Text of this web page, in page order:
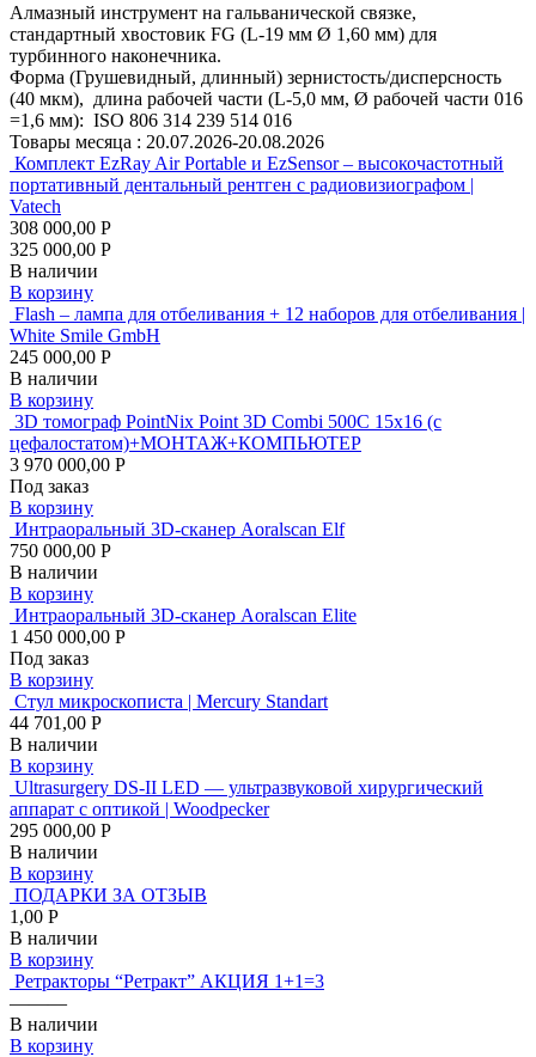
Алмазный инструмент на гальванической связке,
стандартный хвостовик FG (L-19 мм Ø 1,60 мм) для
турбинного наконечника.
Форма (Грушевидный, длинный) зернистость/дисперсность
(40 мкм), длина рабочей части (L-5,0 мм, Ø рабочей части 016
=1,6 мм): ISO 806 314 239 514 016
Товары месяца : 20.07.2026-20.08.2026
Комплект EzRay Air Portable и EzSensor – высокочастотный
портативный дентальный рентген с радиовизиографом |
Vatech
308 000,00 Р
325 000,00 Р
В наличии
В корзину
Flash – лампа для отбеливания + 12 наборов для отбеливания |
White Smile GmbH
245 000,00 Р
В наличии
В корзину
3D томограф PointNix Point 3D Combi 500C 15х16 (с
цефалостатом)+МОНТАЖ+КОМПЬЮТЕР
3 970 000,00 Р
Под заказ
В корзину
Интраоральный 3D-сканер Aoralscan Elf
750 000,00 Р
В наличии
В корзину
Интраоральный 3D-сканер Aoralscan Elite
1 450 000,00 Р
Под заказ
В корзину
Стул микроскописта | Mercury Standart
44 701,00 Р
В наличии
В корзину
Ultrasurgery DS-II LED — ультразвуковой хирургический
аппарат с оптикой | Woodpecker
295 000,00 Р
В наличии
В корзину
ПОДАРКИ ЗА ОТЗЫВ
1,00 Р
В наличии
В корзину
Ретракторы “Ретракт” АКЦИЯ 1+1=3
———
В наличии
В корзину